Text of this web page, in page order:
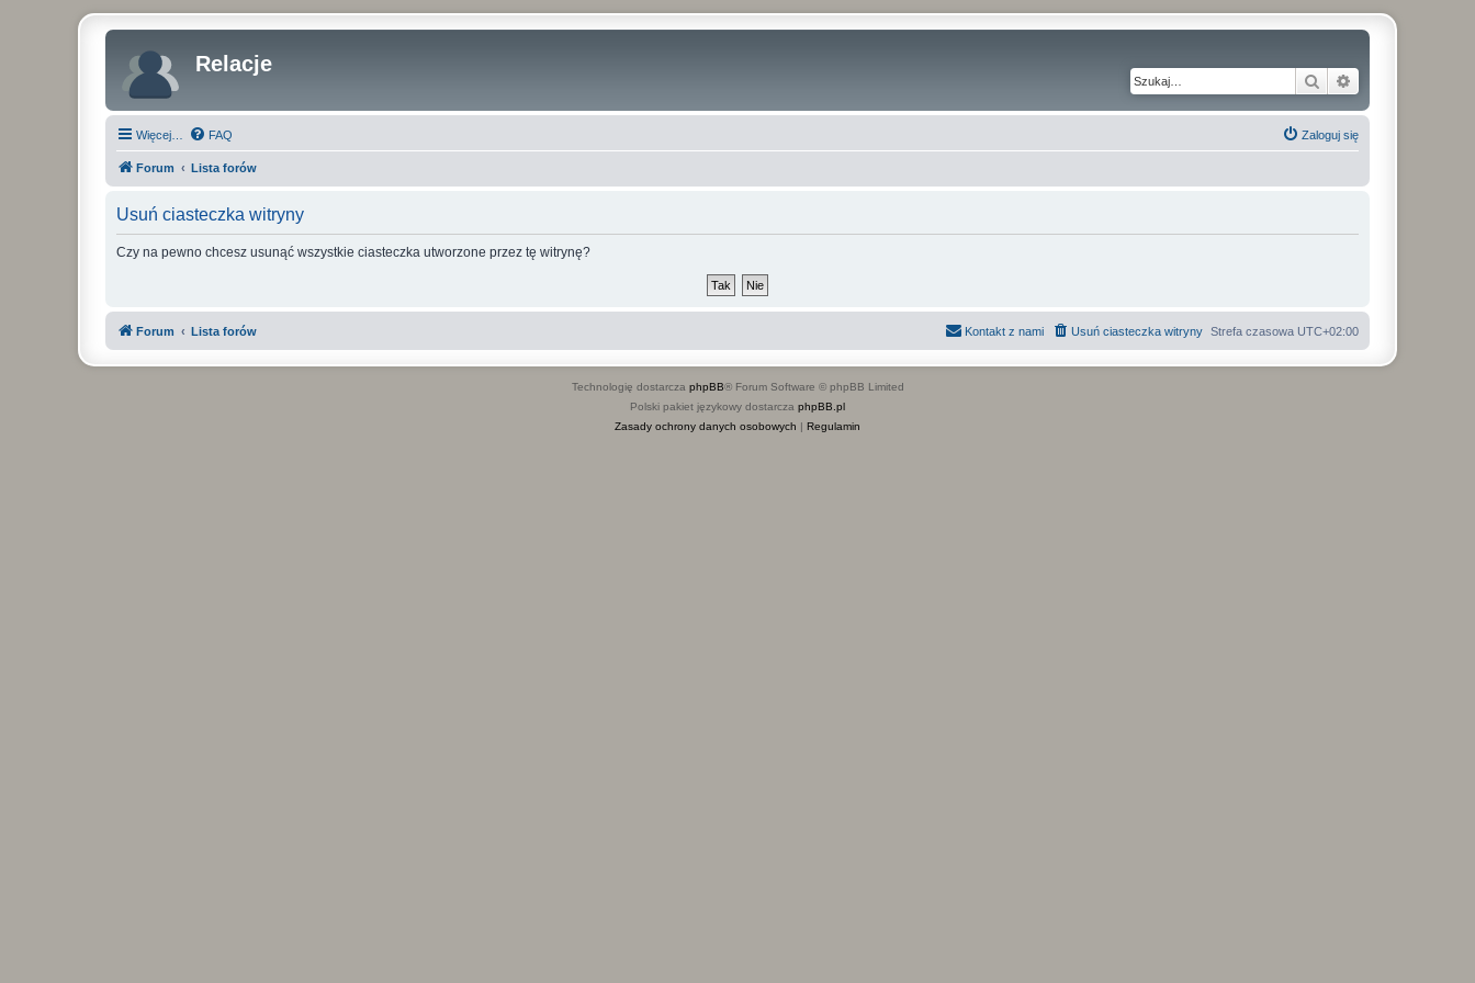
Relacje
Szukaj
Więcej… FAQ Zaloguj się
Forum Lista forów
Usuń ciasteczka witryny
Czy na pewno chcesz usunąć wszystkie ciasteczka utworzone przez tę witrynę?
Forum Lista forów Strefa czasowa UTC+02:00
Usuń ciasteczka witryny
Kontakt z nami
Technologię dostarcza phpBB® Forum Software © phpBB Limited
Polski pakiet językowy dostarcza phpBB.pl
Zasady ochrony danych osobowych | Regulamin